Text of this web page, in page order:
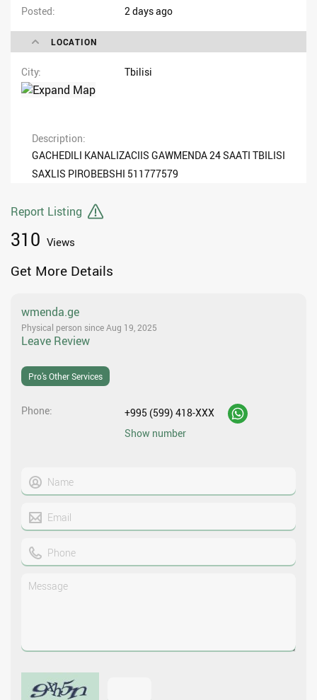
Posted
2 days ago
LOCATION
City Tbilisi
Description
GACHEDILI KANALIZACIIS GAWMENDA 24 SAATI TBILISI
SAXLIS PIROBEBSHI 511777579
Report Listing
310 Views
Get More Details
wmenda.ge
Physical person since Aug 19, 2025
Leave Review
Pro’s Other Services
Phone
+995 (599) 418-XXX
Show number